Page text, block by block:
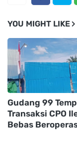
YOU MIGHT LIKE
Gudang 99
Transaksi CPO
Bebas